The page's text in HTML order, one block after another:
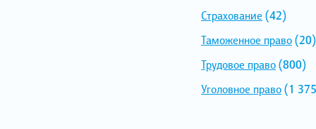
Страхование (42)
Таможенное право(20)
Трудовое право(800)
Уголовное право(1